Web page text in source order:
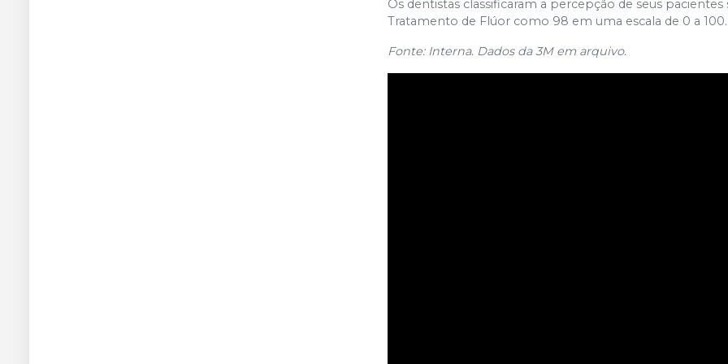
Os dentistas classificaram a percepção de seus
Tratamento de Flúor como 98 em uma escala de 0 a 100.
Fonte: Interna. Dados da 3M em arquivo.